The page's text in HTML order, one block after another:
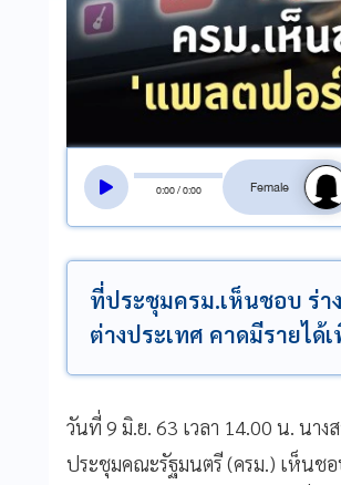
0:00/0:00
สลับเสียง
ที่ประชุมครม.เห็นชอบ ร่
ต่างประเทศ คาดมีรายได้
วันที่ 9 มิ.ย. 63 เวลา 14.00 น. นาง
ประชุมคณะรัฐมนตรี (ครม.) เห็นช